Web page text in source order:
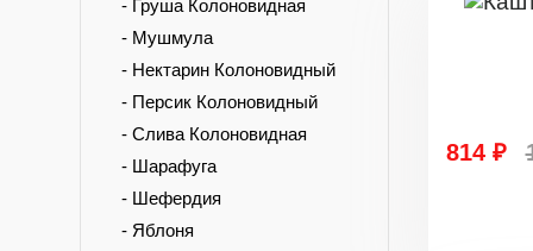
- Груша Колоновидная
- Мушмула
- Нектарин Колоновидный
- Персик Колоновидный
- Слива Колоновидная
- Шарафуга
- Шефердия
- Яблоня
814 ₽